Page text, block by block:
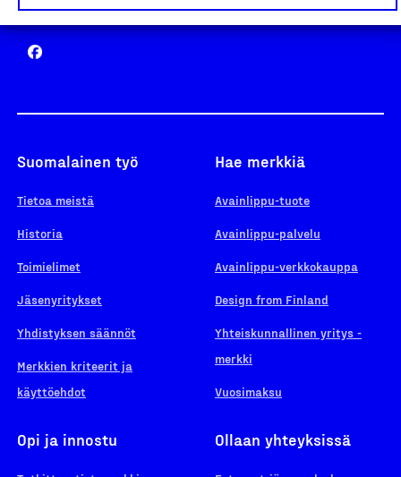
Yhteiskunnallinen Yritys -merkki
Suomalainen työ
Tietoa meistä
Historia
Toimielimet
Jäsenyritykset
Yhdistyksen säännöt
Merkkien kriteerit ja
käyttöehdot
Hae merkkiä
Avainlippu-tuote
Avainlippu-palvelu
Avainlippu-verkkokauppa
Design from Finland
Yhteiskunnallinen yritys -
merkki
Vuosimaksu
Opi ja innostu Ollaan yhteyksissä